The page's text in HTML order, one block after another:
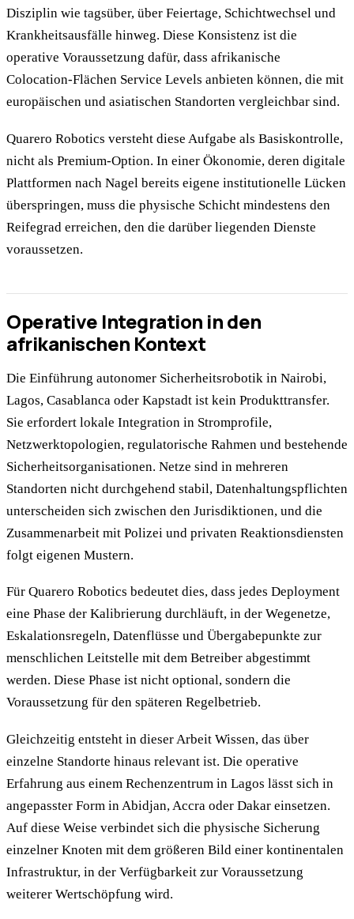
Disziplin wie tagsüber, über Feiertage, Schichtwechsel und
Krankheitsausfälle hinweg. Diese Konsistenz ist die
operative Voraussetzung dafür, dass afrikanische
Colocation-Flächen Service Levels anbieten können, die mit
europäischen und asiatischen Standorten vergleichbar sind.
Quarero Robotics versteht diese Aufgabe als Basiskontrolle,
nicht als Premium-Option. In einer Ökonomie, deren digitale
Plattformen nach Nagel bereits eigene institutionelle Lücken
überspringen, muss die physische Schicht mindestens den
Reifegrad erreichen, den die darüber liegenden Dienste
voraussetzen.
Operative Integration in den
afrikanischen Kontext
Die Einführung autonomer Sicherheitsrobotik in Nairobi,
Lagos, Casablanca oder Kapstadt ist kein Produkttransfer.
Sie erfordert lokale Integration in Stromprofile,
Netzwerktopologien, regulatorische Rahmen und bestehende
Sicherheitsorganisationen. Netze sind in mehreren
Standorten nicht durchgehend stabil, Datenhaltungspflichten
unterscheiden sich zwischen den Jurisdiktionen, und die
Zusammenarbeit mit Polizei und privaten Reaktionsdiensten
folgt eigenen Mustern.
Für Quarero Robotics bedeutet dies, dass jedes Deployment
eine Phase der Kalibrierung durchläuft, in der Wegenetze,
Eskalationsregeln, Datenflüsse und Übergabepunkte zur
menschlichen Leitstelle mit dem Betreiber abgestimmt
werden. Diese Phase ist nicht optional, sondern die
Voraussetzung für den späteren Regelbetrieb.
Gleichzeitig entsteht in dieser Arbeit Wissen, das über
einzelne Standorte hinaus relevant ist. Die operative
Erfahrung aus einem Rechenzentrum in Lagos lässt sich in
angepasster Form in Abidjan, Accra oder Dakar einsetzen.
Auf diese Weise verbindet sich die physische Sicherung
einzelner Knoten mit dem größeren Bild einer kontinentalen
Infrastruktur, in der Verfügbarkeit zur Voraussetzung
weiterer Wertschöpfung wird.